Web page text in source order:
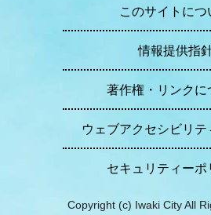
このサイトにつ
情報提供指
著作権・リンクに
ウェブアクセシビリテ
セキュリティーポ
Copyright (c) Iwaki City All